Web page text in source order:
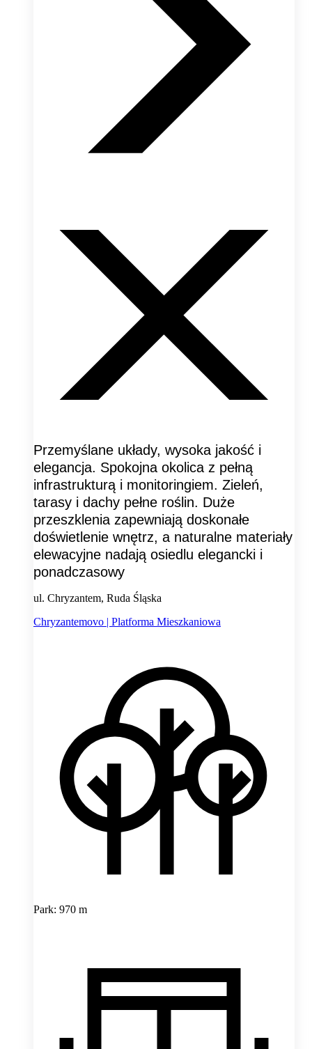
Przemyślane układy, wysoka jakość i
elegancja. Spokojna okolica z pełną
infrastrukturą i monitoringiem. Zieleń,
tarasy i dachy pełne roślin. Duże
przeszklenia zapewniają doskonałe
doświetlenie wnętrz, a naturalne materiały
elewacyjne nadają osiedlu elegancki i
ponadczasowy
ul. Chryzantem, Ruda Śląska
Chryzantemovo | Platforma Mieszkaniowa
Park: 970 m